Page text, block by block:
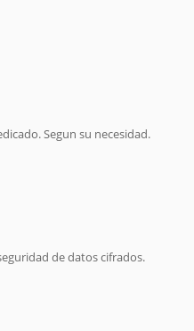
Segun su necesidad.
de datos cifrados.